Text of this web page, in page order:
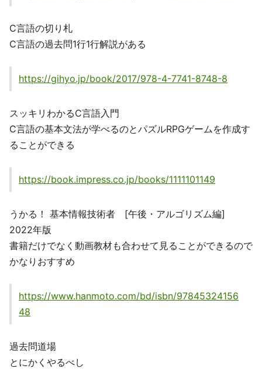
C言語の切り札
C言語の過去問1行1行解説がある
https://gihyo.jp/book/2017/978-4-7741-8748-8
スッキリわかるC言語入門
C言語の基本文法が学べるのとパズルRPGゲームを作成す
ることができる
https://book.impress.co.jp/books/1111101149
うかる！ 基本情報技術者 [午後・アルゴリズム編]
2022年版
書籍だけでなく動画教材も合わせて見ることができるので
かなりおすすめ
https://www.hanmoto.com/bd/isbn/97845324156
48
過去問道場
とにかくやるべし